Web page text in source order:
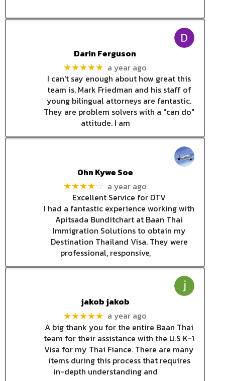
Darin Ferguson
★★★★★ a year ago
I can't say enough about how great this
team is. Mark Friedman and his staff of
young bilingual attorneys are fantastic.
They are problem solvers with a "can do"
attitude. I am
Ohn Kywe Soe
★★★★☆ a year ago
Excellent Service for DTV
I had a fantastic experience working with
Apitsada Bunditchart at Baan Thai
Immigration Solutions to obtain my
Destination Thailand Visa. They were
professional, responsive,
jakob jakob
★★★★★ a year ago
A big thank you for the entire Baan Thai
team for their assistance with the U.S K-1
Visa for my Thai Fiance. There are many
items during this process that requires
in-depth understanding and